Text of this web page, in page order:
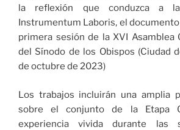
la reflexión que conduzca a
Instrumentum Laboris, el
primera sesión de la XVI Asamblea
del Sínodo de los Obispos (Ciudad
de octubre de 2023)
Los trabajos incluirán una amplia
sobre el conjunto de la Etapa
experiencia vivida durante las